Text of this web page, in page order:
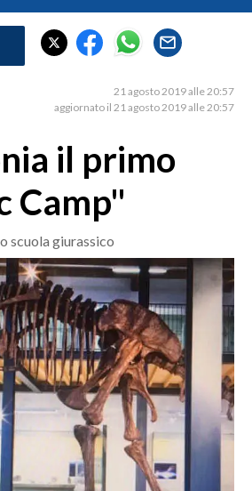
21 agosto 2019 alle 20:57
aggiornato il 21 agosto 2019 alle 20:57
il primo
Camp"
scuola giurassico